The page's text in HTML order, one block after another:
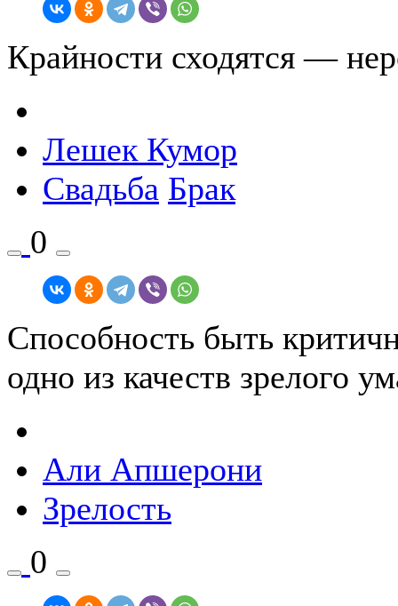
Крайности сходятся —
Лешек Кумор
Свадьба Брак
0
Способность быть
одно из качеств зрелого
Али Апшерони
Зрелость
0